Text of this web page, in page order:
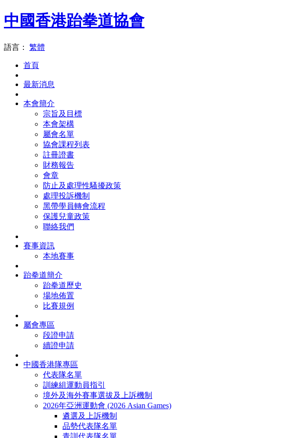
中國香港跆拳道協會
語言： 繁體
首頁
最新消息
本會簡介
宗旨及目標
本會架構
屬會名單
協會課程列表
註冊證書
財務報告
會章
防止及處理性騷擾政策
處理投訴機制
黑帶學員轉會流程
保護兒童政策
聯絡我們
賽事資訊
本地賽事
跆拳道簡介
跆拳道歷史
場地佈置
比賽規例
屬會專區
段證申請
續證申請
中國香港隊專區
代表隊名單
訓練組運動員指引
境外及海外賽事選拔及上訴機制
2026年亞洲運動會 (2026 Asian Games)
遴選及上訴機制
品勢代表隊名單
青訓代表隊名單